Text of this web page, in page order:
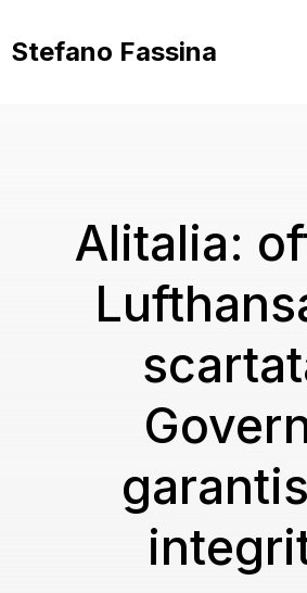
contenuto
Stefano Fassina
Alitalia: